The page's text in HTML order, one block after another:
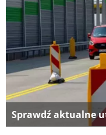
Sprawdź aktualne